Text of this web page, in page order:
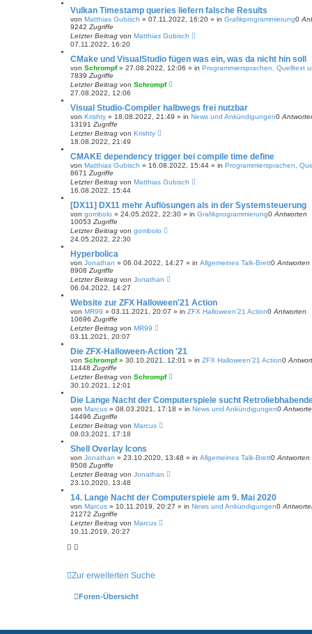
Vulkan Timestamp queries liefern falsche Results
von Matthias Gubisch » 07.11.2022, 16:20 » in Grafikprogrammierung0
9242 Zugriffe
Letzter Beitrag von Matthias Gubisch
07.11.2022, 16:20
CMake und VisualStudio fügen was ein, was da nicht hin soll
von Schrompf» 27.08.2022, 12:06 » in Programmiersprachen, Quelltext
7839 Zugriffe
Letzter Beitrag von Schrompf
27.08.2022, 12:06
Visual Studio-Compiler halbwegs frei nutzbar
von Krishty » 18.08.2022, 21:49 » in News und Ankündigungen0
13191 Zugriffe
Letzter Beitrag von Krishty
18.08.2022, 21:49
CMAKE dependency trigger bei compile time define
von Matthias Gubisch » 16.08.2022, 15:44 » in Programmiersprachen,
8671 Zugriffe
Letzter Beitrag von Matthias Gubisch
16.08.2022, 15:44
[DX11] DX11 mehr Auflösungen als in der Systemsteuerung
von gombolo » 24.05.2022, 22:30 » in Grafikprogrammierung0 Antworten
10053 Zugriffe
Letzter Beitrag von gombolo
24.05.2022, 22:30
Hyperbolica
von Jonathan » 06.04.2022, 14:27 » in Allgemeines Talk-Brett0 Antworten
8908 Zugriffe
Letzter Beitrag von Jonathan
06.04.2022, 14:27
Website zur ZFX Halloween'21 Action
von MR99 » 03.11.2021, 20:07 » in ZFX Halloween'21 Action0 Antworten
10696 Zugriffe
Letzter Beitrag von MR99
03.11.2021, 20:07
Die ZFX-Halloween-Action '21
von Schrompf» 30.10.2021, 12:01 » in ZFX Halloween'21 Action0
11448 Zugriffe
Letzter Beitrag von Schrompf
30.10.2021, 12:01
Die Lange Nacht der Computerspiele sucht
von Marcus » 08.03.2021, 17:18 » in News und Ankündigungen0
14496 Zugriffe
Letzter Beitrag von Marcus
08.03.2021, 17:18
Shell Overlay Icons
von Jonathan » 23.10.2020, 13:48 » in Allgemeines Talk-Brett0 Antworten
8508 Zugriffe
Letzter Beitrag von Jonathan
23.10.2020, 13:48
14. Lange Nacht der Computerspiele am 9. Mai 2020
von Marcus » 10.11.2019, 20:27 » in News und Ankündigungen0
21272 Zugriffe
Letzter Beitrag von Marcus
10.11.2019, 20:27
Zur erweiterten Suche
Foren-Übersicht